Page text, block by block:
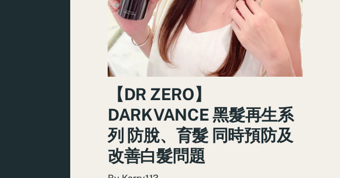
【DR ZERO】
DARKVANCE 黑髮再生系
列 防脫、育髮 同時預防及
改善白髮問題